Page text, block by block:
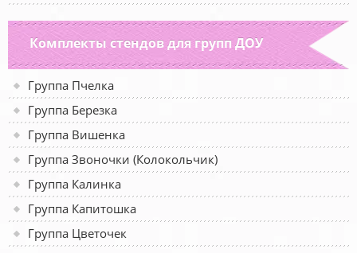
Комплекты стендов для групп ДОУ
Группа Пчелка
Группа Березка
Группа Вишенка
Группа Звоночки (Колокольчик)
Группа Калинка
Группа Капитошка
Группа Цветочек